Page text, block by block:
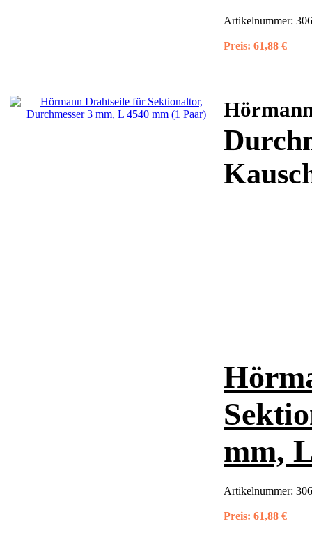
Artikelnummer:
Preis: 61,88 €
mm,
Artikelnummer:
Preis: 61,88 €